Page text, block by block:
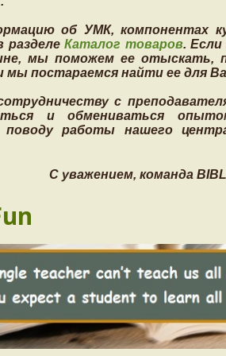
об УМК, компонентах
разделеКаталог товаров.
мы поможем ее отыскать,
мы постараемся найти ее для
с
и обмениваться
поводу работы нашего
С уважением, команда